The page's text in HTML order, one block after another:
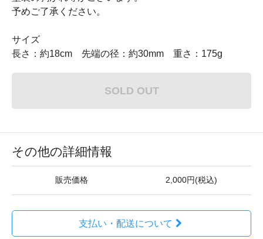
予めご了承ください。
サイズ
長さ：約18cm 先端の径：約30mm 重さ：175g
SOLD OUT
その他の詳細情報
販売価格 2,000円(税込)
支払い・配送について